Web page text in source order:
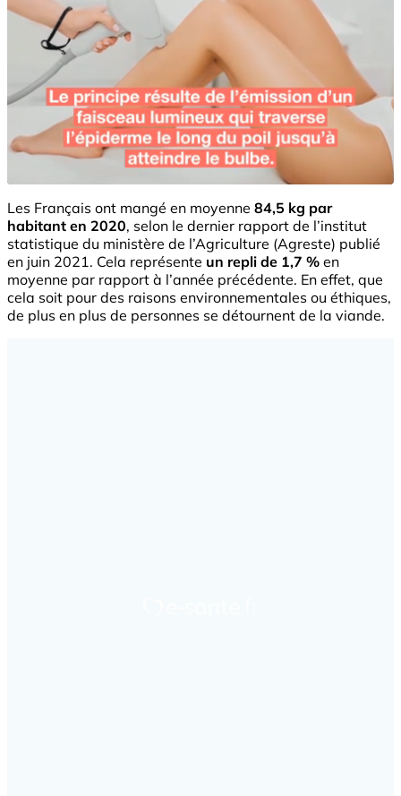
Les Français ont mangé en moyenne 84,5 kg par
habitant en 2020, selon le dernier rapport de l’institut
statistique du ministère de l’Agriculture (Agreste) publié
en juin 2021. Cela représente un repli de 1,7 % en
moyenne par rapport à l’année précédente. En effet, que
cela soit pour des raisons environnementales ou éthiques,
de plus en plus de personnes se détournent de la viande.